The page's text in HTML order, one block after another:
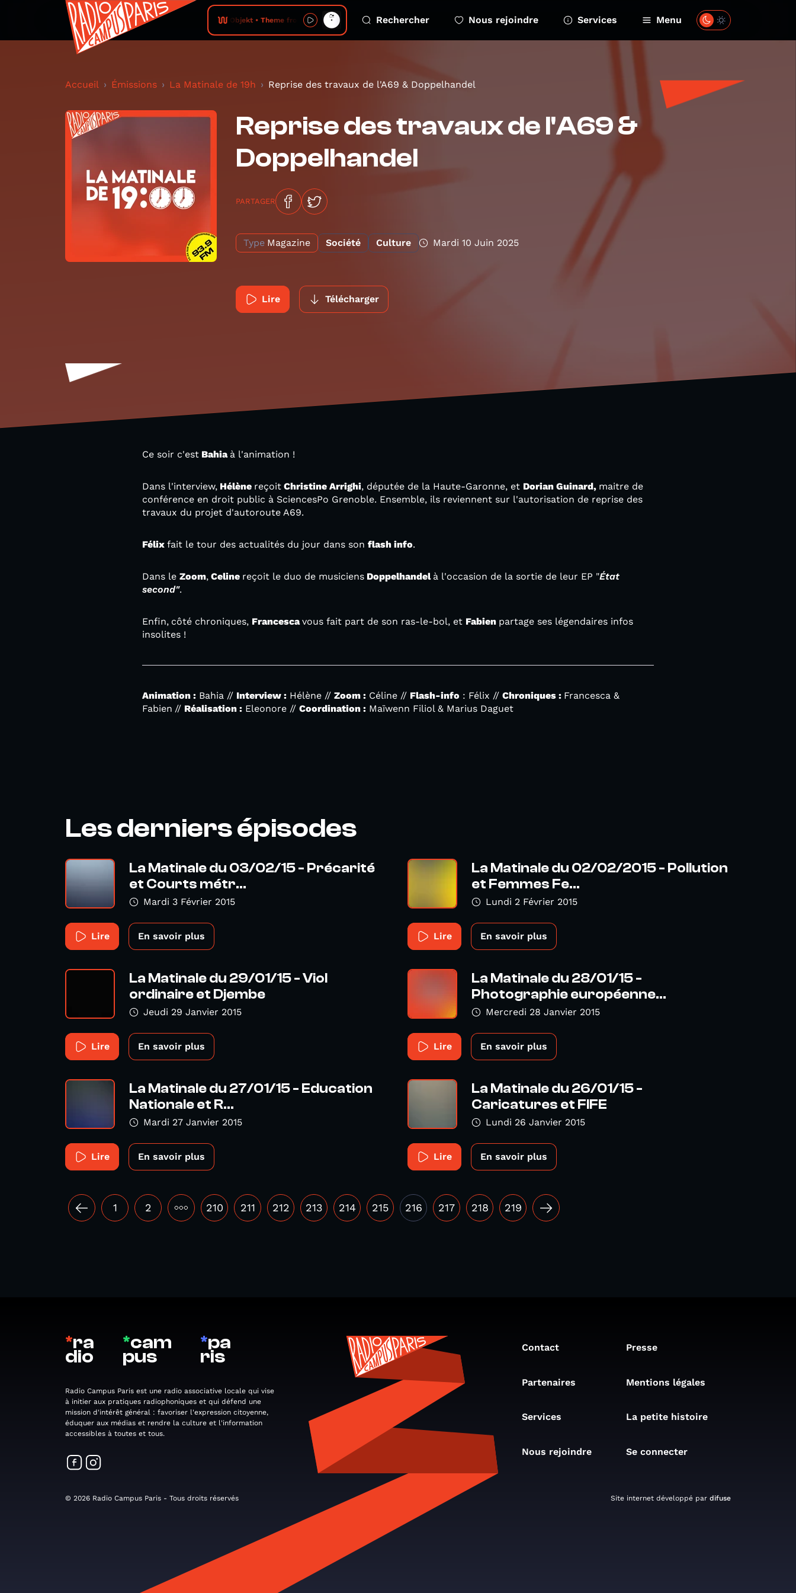
Objekt • Theme from Q Rechercher Nous rejoindre Services Menu
Accueil Émissions La Matinale de 19h Reprise des travaux de l'A69 & Doppelhandel
Reprise des travaux de l'A69 &
Doppelhandel
PARTAGER
Type Magazine Société Culture Mardi 10 Juin 2025
Lire Télécharger
Ce soir c'est Bahia à l'animation !
Dans l'interview, Hélène reçoit Christine Arrighi, députée de la Haute-Garonne, et Dorian Guinard, maitre de
conférence en droit public à SciencesPo Grenoble. Ensemble, ils reviennent sur l'autorisation de reprise des
travaux du projet d'autoroute A69.
Félix fait le tour des actualités du jour dans son flash info.
Dans le Zoom, Celine reçoit le duo de musiciens Doppelhandel à l'occasion de la sortie de leur EP "État
second".
Enfin, côté chroniques, Francescavous fait part de son ras-le-bol, et Fabien partage ses légendaires infos
insolites !
Animation : Bahia // Interview : Hélène // Zoom : Céline // Flash-info : Félix // Chroniques : Francesca &
Fabien // Réalisation : Eleonore // Coordination : Maïwenn Filiol & Marius Daguet
Les derniers épisodes
La Matinale du 03/02/15 - Précarité
et Courts métr...
Mardi 3 Février 2015
Lire En savoir plus
La Matinale du 02/02/2015 - Pollution
et Femmes Fe...
Lundi 2 Février 2015
Lire En savoir plus
La Matinale du 29/01/15 - Viol
ordinaire et Djembe
Jeudi 29 Janvier 2015
Lire En savoir plus
La Matinale du 28/01/15 -
Photographie européenne...
Mercredi 28 Janvier 2015
Lire En savoir plus
La Matinale du 27/01/15 - Education
Nationale et R...
Mardi 27 Janvier 2015
Lire En savoir plus
La Matinale du 26/01/15 -
Caricatures et FIFE
Lundi 26 Janvier 2015
Lire En savoir plus
1 2 ••• 210 211 212 213 214 215 216 217 218 219
*ra
dio
*cam
pus
*pa
ris
Radio Campus Paris est une radio associative locale qui vise
à initier aux pratiques radiophoniques et qui défend une
mission d'intérêt général : favoriser l'expression citoyenne,
éduquer aux médias et rendre la culture et l'information
accessibles à toutes et tous.
Contact Presse
Partenaires Mentions légales
Services La petite histoire
Nous rejoindre Se connecter
© 2026 Radio Campus Paris - Tous droits réservés Site internet développé par difuse